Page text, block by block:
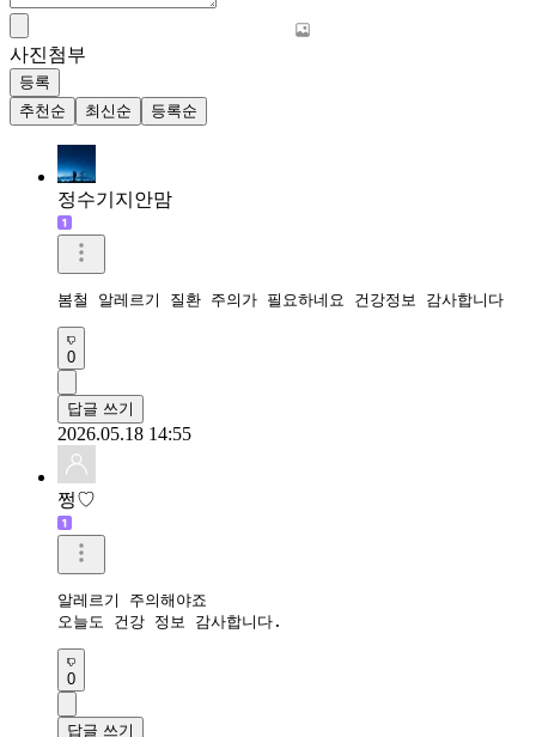
사진첨부
등록
추천순
최신순 등록순
정수기지안맘
봄철 알레르기 질환 주의가 필요하네요 건강정보 감사합니다
0
답글 쓰기
2026.05.18 14:55
쩡♡
알레르기 주의해야죠
오늘도 건강 정보 감사합니다.
0
답글 쓰기